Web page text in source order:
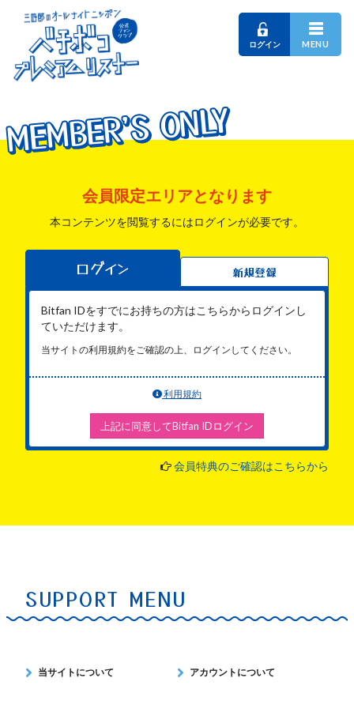
ログイン MENU
MEMBER'S ONLY
MEMBER'S ONLY
MEMBER'S ONLY
会員限定エリアとなります
本コンテンツを閲覧するにはログインが必要です。
ログイン 新規登録
Bitfan IDをすでにお持ちの方はこちらからログインし
ていただけます。
当サイトの利用規約をご確認の上、ログインしてください。
利用規約
上記に同意してBitfan IDログイン
会員特典のご確認はこちらから
SUPPORT MENU
当サイトについて アカウントについて